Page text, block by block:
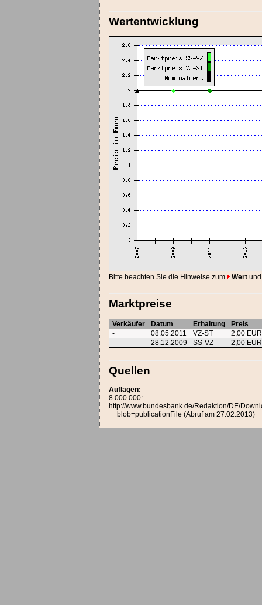
Wertentwicklung
Bitte beachten Sie die Hinweise zum Wert
Marktpreise
Verkäufer Datum Erhaltung
Preis
-
08.05.2011 VZ-ST
2,00 EUR
-
28.12.2009 SS-VZ 2,00 EUR
Quellen
Auflagen:
8.000.000:
http://www.bundesbank.de/Redaktion/DE/
__blob=publicationFile (Abruf am 27.02.2013)